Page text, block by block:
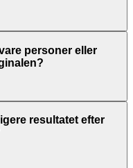
personer eller
resultatet efter